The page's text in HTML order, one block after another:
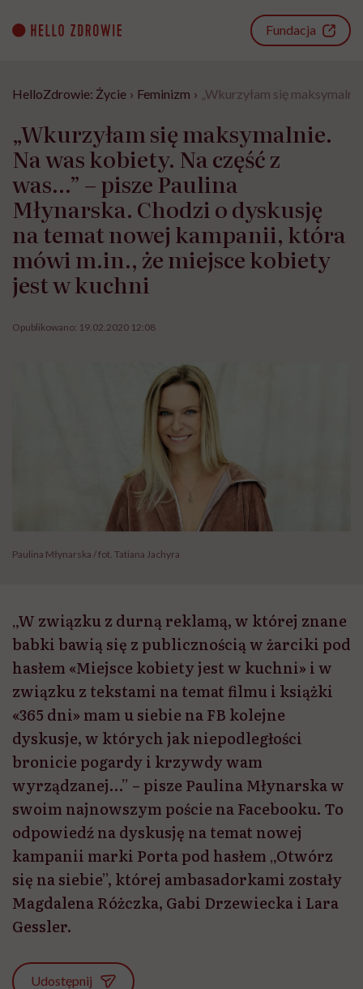
content
Fundacja
HelloZdrowie: Życie › Feminizm › „Wkurzyłam się
„Wkurzyłam się maksymalnie.
Na was kobiety. Na część z
was…” – pisze Paulina
Młynarska. Chodzi o dyskusję
na temat nowej kampanii, która
mówi m.in., że miejsce kobiety
jest w kuchni
Opublikowano: 19.02.2020 12:08
Paulina Młynarska / fot. Tatiana Jachyra
„W związku z durną reklamą, w której znane
babki bawią się z publicznością w żarciki pod
hasłem «Miejsce kobiety jest w kuchni» i w
związku z tekstami na temat filmu i książki
«365 dni» mam u siebie na FB kolejne
dyskusje, w których jak niepodległości
bronicie pogardy i krzywdy wam
wyrządzanej…” – pisze Paulina Młynarska w
swoim najnowszym poście na Facebooku. To
odpowiedź na dyskusję na temat nowej
kampanii marki Porta pod hasłem „Otwórz
się na siebie”, której ambasadorkami zostały
Magdalena Różczka, Gabi Drzewiecka i Lara
Gessler.
Udostępnij